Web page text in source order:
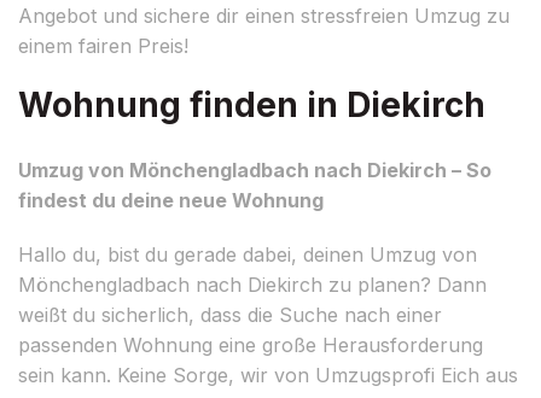
Angebot und sichere dir einen stressfreien Umzug zu
einem fairen Preis!
Wohnung finden in Diekirch
Umzug von Mönchengladbach nach Diekirch – So
findest du deine neue Wohnung
Hallo du, bist du gerade dabei, deinen Umzug von
Mönchengladbach nach Diekirch zu planen? Dann
weißt du sicherlich, dass die Suche nach einer
passenden Wohnung eine große Herausforderung
sein kann. Keine Sorge, wir von Umzugsprofi Eich aus